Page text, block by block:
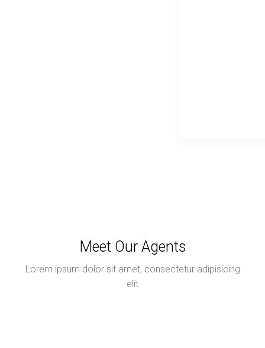
Meet Our Agents
Lorem ipsum dolor sit amet, consectetur adipisicing
elit